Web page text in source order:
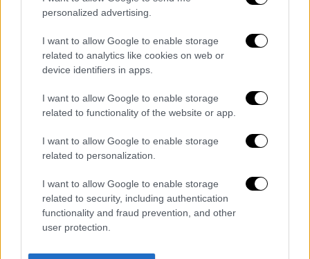
personalized advertising.
I want to allow Google to enable storage
related to analytics like cookies on web or
device identifiers in apps.
I want to allow Google to enable storage
related to functionality of the website or app.
I want to allow Google to enable storage
related to personalization.
I want to allow Google to enable storage
related to security, including authentication
functionality and fraud prevention, and other
user protection.
εμβολιασμοί εν μέσω covid - Η έκκληση
του Οργανισμού και οι κίνδυνοι
Χαλκιδική: Μπουλντόζα ξήλωσε
αυθαίρετες παραθαλάσσιες περιφράξεις
με... 5ετή καθυστέρηση - Ανοίγει
διάδρομος για ΑμεΑ
ταξιδιωτικές εισπράξεις το 2022 -
Πρωταθλητής το Νότιο Αιγαίο
Διαβάστε ακόμη
Kadebostany στο ethnos.gr: «Κάποτε
πίστευα ότι το να είσαι outsider ήταν